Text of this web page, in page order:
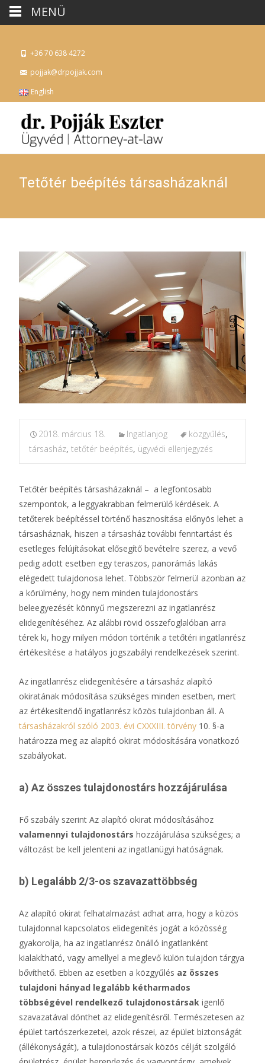
+36 70 638 4272
pojjak@drpojjak.com
English
Tetőtér beépítés társasházaknál
2018. március 18. Ingatlanjog közgyűlés,
társasház, tetőtér beépítés, ügyvédi ellenjegyzés
Tetőtér beépítés társasházaknál – a legfontosabb
szempontok, a leggyakrabban felmerülő kérdések. A
tetőterek beépítéssel történő hasznosítása előnyös lehet a
társasháznak, hiszen a társasház további fenntartást és
esetleges felújításokat elősegítő bevételre szerez, a vevő
pedig adott esetben egy teraszos, panorámás lakás
elégedett tulajdonosa lehet. Többször felmerül azonban az
a körülmény, hogy nem minden tulajdonostárs
beleegyezését könnyű megszerezni az ingatlanrész
elidegenítéséhez. Az alábbi rövid összefoglalóban arra
térek ki, hogy milyen módon történik a tetőtéri ingatlanrész
értékesítése a hatályos jogszabályi rendelkezések szerint.
Az ingatlanrész elidegenítésére a társasház alapító
okiratának módosítása szükséges minden esetben, mert
az értékesítendő ingatlanrész közös tulajdonban áll. A
társasházakról szóló 2003. évi CXXXIII. törvény 10. §-a
határozza meg az alapító okirat módosítására vonatkozó
szabályokat.
a) Az összes tulajdonostárs hozzájárulása
Fő szabály szerint Az alapító okirat módosításához
valamennyi tulajdonostárs hozzájárulása szükséges; a
változást be kell jelenteni az ingatlanügyi hatóságnak.
b) Legalább 2/3-os szavazattöbbség
Az alapító okirat felhatalmazást adhat arra, hogy a közös
tulajdonnal kapcsolatos elidegenítés jogát a közösség
gyakorolja, ha az ingatlanrész önálló ingatlanként
kialakítható, vagy amellyel a meglevő külön tulajdon tárgya
bővíthető. Ebben az esetben a közgyűlés az összes
tulajdoni hányad legalább kétharmados
többségével rendelkező tulajdonostársak igenlő
szavazatával dönthet az elidegenítésről. Természetesen az
épület tartószerkezetei, azok részei, az épület biztonságát
(állékonyságát), a tulajdonostársak közös célját szolgáló
MENÜ